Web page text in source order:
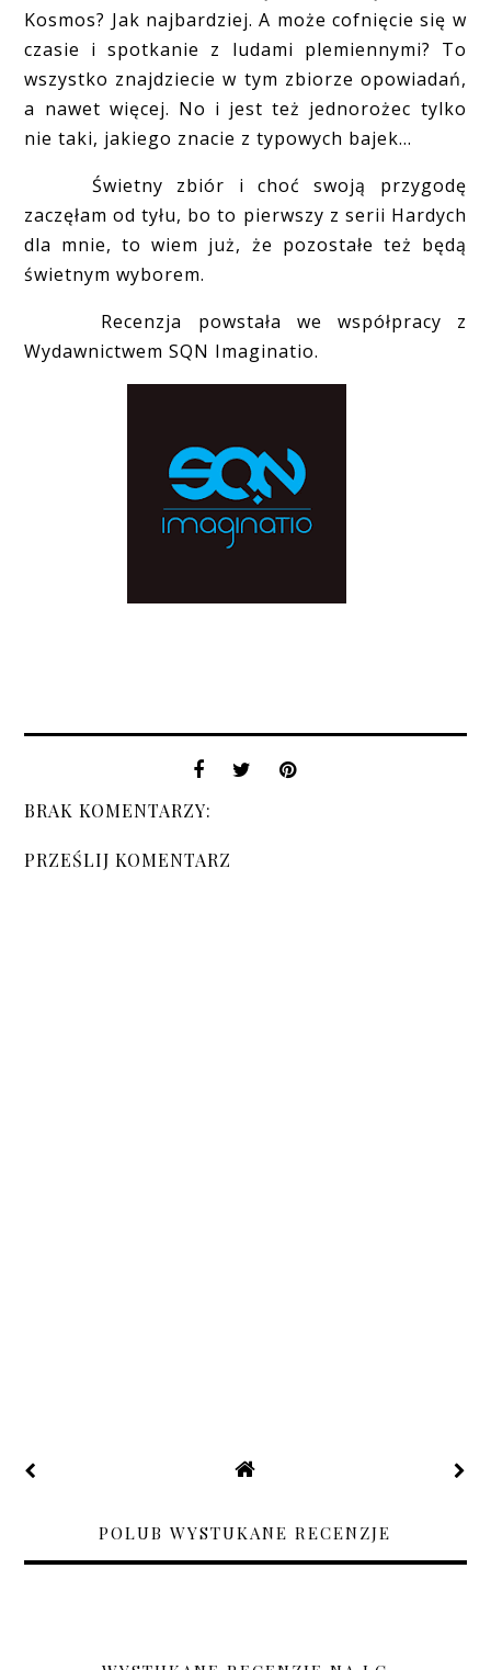
Kosmos? Jak najbardziej. A może cofnięcie się w
czasie i spotkanie z ludami plemiennymi? To
wszystko znajdziecie w tym zbiorze opowiadań,
a nawet więcej. No i jest też jednorożec tylko
nie taki, jakiego znacie z typowych bajek...
Świetny zbiór i choć swoją przygodę
zaczęłam od tyłu, bo to pierwszy z serii Hardych
dla mnie, to wiem już, że pozostałe też będą
świetnym wyborem.
Recenzja powstała we współpracy z
Wydawnictwem SQN Imaginatio.
BRAK KOMENTARZY:
PRZEŚLIJ KOMENTARZ
POLUB WYSTUKANE RECENZJE